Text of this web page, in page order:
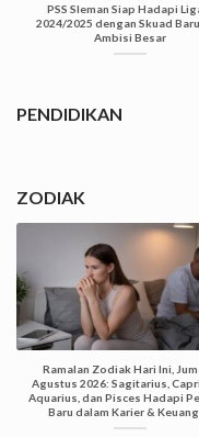
PSS Sleman Siap Hadapi
2024/2025 dengan Skuad
Ambisi Besar
PENDIDIKAN
ZODIAK
Ramalan Zodiak Hari Ini,
Agustus 2026: Sagitarius,
Aquarius, dan Pisces Hadapi
Baru dalam Karier &